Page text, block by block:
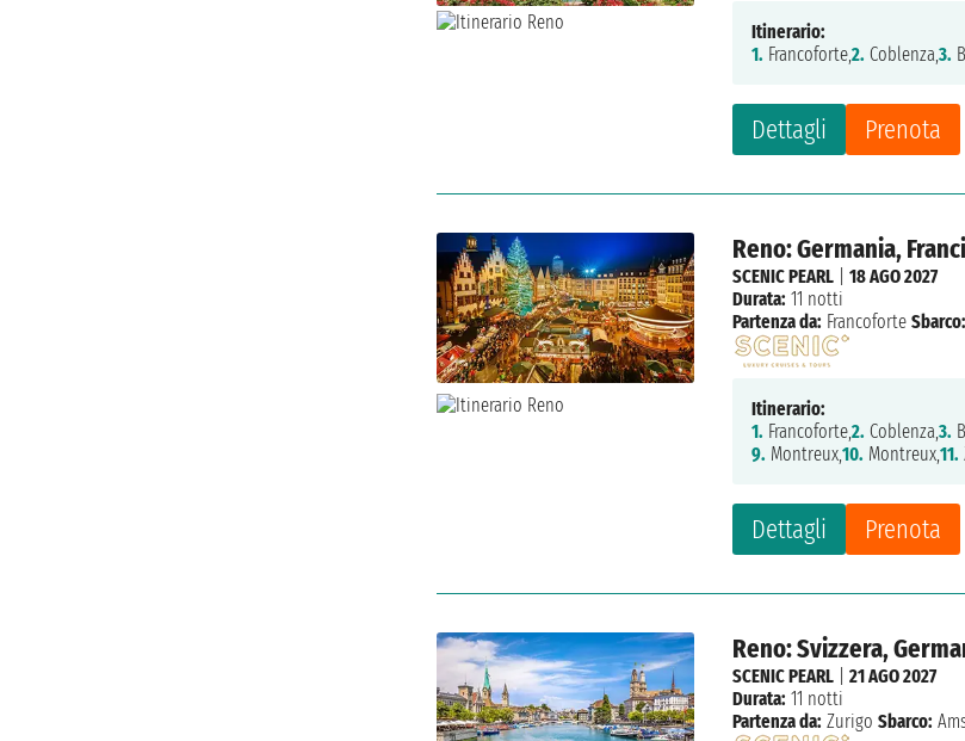
Dettagli Prenota
Itinerario:
1. Francoforte,2. Coblenza,3.
Reno: Germania,
Dettagli Prenota
SCENIC PEARL |18 AGO 2027
Durata: 11 notti
Partenza da: Francoforte Sbarco:
Itinerario:
1. Francoforte,2. Coblenza,3.
9. Montreux,10. Montreux,11.
Reno: Svizzera,
SCENIC PEARL |21 AGO 2027
Durata: 11 notti
Partenza da: Zurigo Sbarco: